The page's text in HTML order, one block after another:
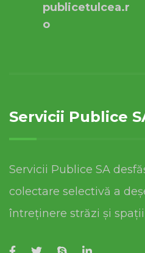
publicetulcea.r
o
Servicii Publice
Servicii Publice SA
colectare selectivă a
întreținere străzi și